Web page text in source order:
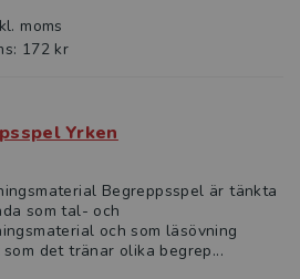
moms
172 kr
Yrken
Begreppsspel är tänkta
som tal- och
och som läsövning
det tränar olika begrep...